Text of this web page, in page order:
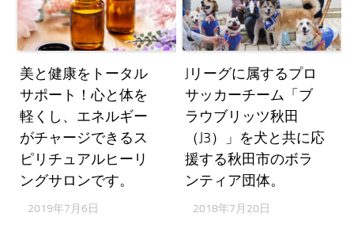
美と健康をトータル
サポート！心と体を
軽くし、エネルギー
がチャージできるス
ピリチュアルヒーリ
ングサロンです。
2019年7月6日
Jリーグに属するプロ
サッカーチーム「ブ
ラウブリッツ秋田
（J3）」を犬と共に応
援する秋田市のボラ
ンティア団体。
2018年7月20日